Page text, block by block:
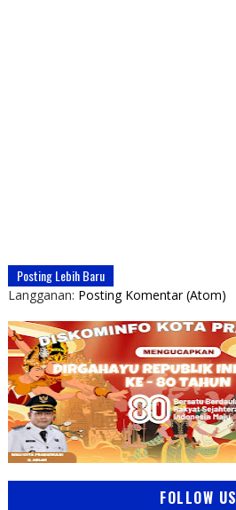
Posting Lebih Baru
Langganan: Posting Komentar (Atom)
FOLLOW US